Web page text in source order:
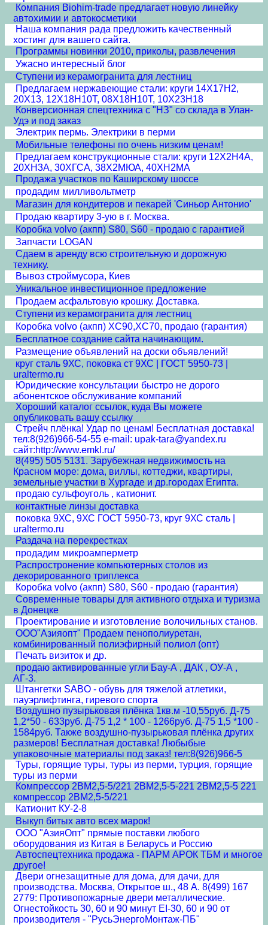
Компания Biohim-trade предлагает новую линейку
автохимии и автокосметики
Наша компания рада предложить качественный
хостинг для вашего сайта.
Программы новинки 2010, приколы, развлечения
Ужасно интересный блог
Ступени из керамогранита для лестниц
Предлагаем нержавеющие стали: круги 14Х17Н2,
20Х13, 12Х18Н10Т, 08Х18Н10Т, 10Х23Н18
Конверсионная спецтехника с "НЗ" со склада в Улан-
Удэ и под заказ
Электрик пермь. Электрики в перми
Мобильные телефоны по очень низким ценам!
Предлагаем конструкционные стали: круги 12Х2Н4А,
20ХН3А, 30ХГСА, 38Х2МЮА, 40ХН2МА
Продажа участков по Каширскому шоссе
продадим милливольтметр
Магазин для кондитеров и пекарей 'Синьор Антонио'
Продаю квартиру 3-ую в г. Москва.
Коробка volvo (акпп) S80, S60 - продаю с гарантией
Запчасти LOGAN
Сдаем в аренду всю строительную и дорожную
технику.
Вывоз строймусора, Киев
Уникальное инвестиционное предложение
Продаем асфальтовую крошку. Доставка.
Ступени из керамогранита для лестниц
Коробка volvo (акпп) XC90,XC70, продаю (гарантия)
Бесплатное создание сайта начинающим.
Размещение объявлений на доски объявлений!
круг сталь 9ХС, поковка ст 9ХС | ГОСТ 5950-73 |
uraltermo.ru
Юридические консультации быстро не дорого
абонентское обслуживание компаний
Хороший каталог ссылок, куда Вы можете
опубликовать вашу ссылку
Стрейч плёнка! Удар по ценам! Бесплатная доставка!
тел:8(926)966-54-55 e-mail: upak-tara@yandex.ru
сайт:http://www.emkl.ru/
8(495) 505 5131. Зарубежная недвижимость на
Красном море: дома, виллы, коттеджи, квартиры,
земельные участки в Хургаде и др.городах Египта.
продаю сульфоуголь , катионит.
контактные линзы доставка
поковка 9ХС, 9ХС ГОСТ 5950-73, круг 9ХС сталь |
uraltermo.ru
Раздача на перекрестках
продадим микроамперметр
Распростронение компьютерных столов из
декорированного триплекса
Коробка volvo (акпп) S80, S60 - продаю (гарантия)
Современные товары для активного отдыха и туризма
в Донецке
Проектирование и изготовление волочильных станов.
ООО"Азияопт" Продаем пенополиуретан,
комбинированный полиэфирный полиол (опт)
Печать визиток и др.
продаю активированные угли Бау-А , ДАК , ОУ-А ,
АГ-3.
Штангетки SABO - обувь для тяжелой атлетики,
пауэрлифтинга, гиревого спорта
Воздушно пузырьковая плёнка 1кв.м -10,55руб. Д-75
1,2*50 - 633руб. Д-75 1,2 * 100 - 1266руб. Д-75 1,5 *100 -
1584руб. Также воздушно-пузырьковая плёнка других
размеров! Бесплатная доставка! Любыбые
упаковочные материалы под заказ! тел:8(926)966-5
Туры, горящие туры, туры из перми, турция, горящие
туры из перми
Компрессор 2ВМ2,5-5/221 2ВМ2,5-5-221 2ВМ2,5-5 221
компрессор 2ВМ2,5-5/221
Катионит КУ-2-8
Выкуп битых авто всех марок!
ООО "АзияОпт" прямые поставки любого
оборудования из Китая в Беларусь и Россию
Автоспецтехника продажа - ПАРМ АРОК ТБМ и многое
другое!
Двери огнезащитные для дома, для дачи, для
производства. Москва, Открытое ш., 48 А. 8(499) 167
2779: Противопожарные двери металлические.
Огнестойкость 30, 60 и 90 минут EI-30, 60 и 90 от
производителя - "РусьЭнергоМонтаж-ПБ"